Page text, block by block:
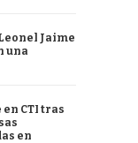
Jaime
una
CTI tras
en